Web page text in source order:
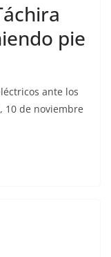
pie
ante los
10 de noviembre